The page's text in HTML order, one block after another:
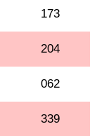
173
204
062
339